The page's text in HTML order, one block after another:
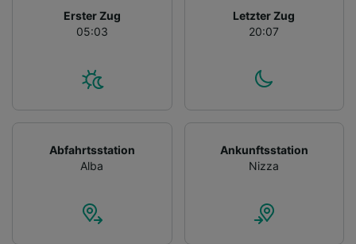
Erster Zug
05:03
Letzter Zug
20:07
Abfahrtsstation
Alba
Ankunftsstation
Nizza